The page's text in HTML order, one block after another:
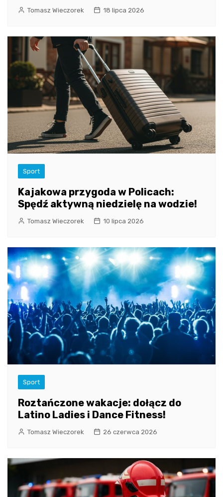
Tomasz Wieczorek 18 lipca 2026
Sport
Kajakowa przygoda w Policach:
Spędź aktywną niedzielę na wodzie!
Tomasz Wieczorek 10 lipca 2026
Sport
Roztańczone wakacje: dołącz do
Latino Ladies i Dance Fitness!
Tomasz Wieczorek 26 czerwca 2026